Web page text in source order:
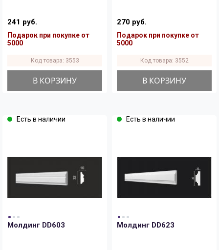
241 руб.
Подарок при покупке от
5000
Код товара: 3553
В КОРЗИНУ
270 руб.
Подарок при покупке от
5000
Код товара: 3552
В КОРЗИНУ
Есть в наличии
Молдинг DD603
Есть в наличии
Молдинг DD623